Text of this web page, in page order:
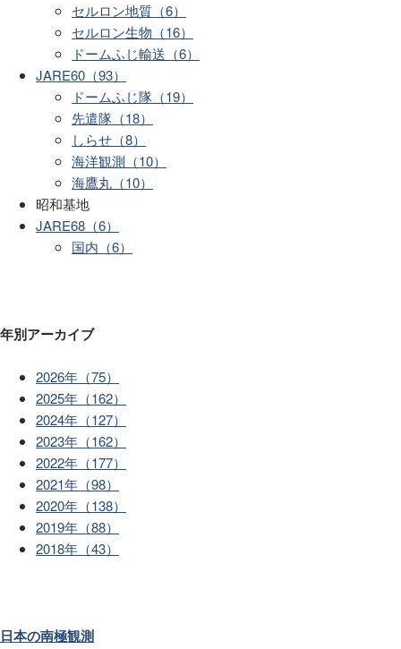
セルロン地質（6）
セルロン生物（16）
ドームふじ輸送（6）
JARE60（93）
ドームふじ隊（19）
先遣隊（18）
しらせ（8）
海洋観測（10）
海鷹丸（10）
昭和基地
JARE68（6）
国内（6）
年別アーカイブ
2026年（75）
2025年（162）
2024年（127）
2023年（162）
2022年（177）
2021年（98）
2020年（138）
2019年（88）
2018年（43）
日本の南極観測